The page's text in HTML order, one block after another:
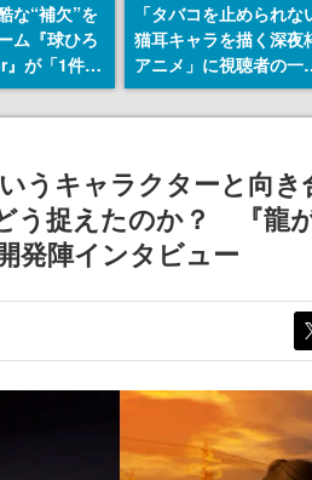
な“補欠”を
ム『球ひろ
が「1件」
リストをも
に対応し
開発元やチ
球選手から
「タバコを止められな
猫耳キャラを描く深夜
アニメ」に視聴者の一
から批判意見。違法薬
の使用と思しき描写も
うキャラクターと向
う捉えたのか？ 『龍
発陣インタビュー